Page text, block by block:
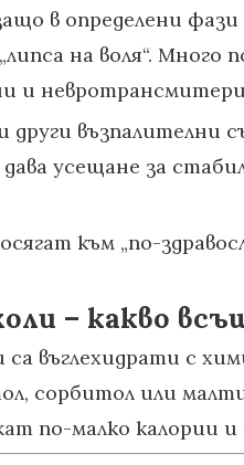
в определени
на воля“. Много
и
други възпалителни
усещане за
към „по-
– какво
са въглехидрати с
сорбитол или
по-малко калории